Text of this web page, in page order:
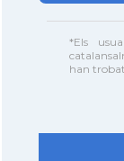
*Els
han